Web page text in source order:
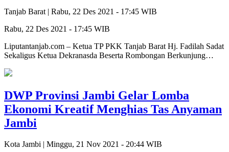
Tanjab Barat | Rabu, 22 Des 2021 - 17:45 WIB
Rabu, 22 Des 2021 - 17:45 WIB
Liputantanjab.com – Ketua TP PKK Tanjab Barat Hj. Fadilah Sadat
Sekaligus Ketua Dekranasda Beserta Rombongan Berkunjung…
DWP Provinsi Jambi Gelar Lomba
Ekonomi Kreatif Menghias Tas Anyaman
Jambi
Kota Jambi | Minggu, 21 Nov 2021 - 20:44 WIB